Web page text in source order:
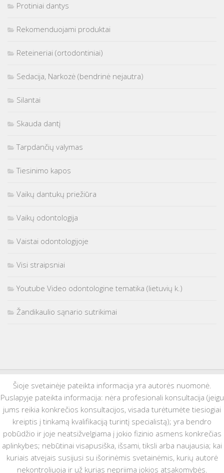
Protiniai dantys
Rekomenduojami produktai
Reteineriai (ortodontiniai)
Sedacija, Narkozė (bendrinė nejautra)
Silantai
Skauda dantį
Tarpdančių valymas
Tiesinimo kapos
Vaikų dantukų priežiūra
Vaikų odontologija
Vaistai odontologijoje
Visi straipsniai
Youtube Video odontologine tematika (lietuvių k.)
Žandikaulio sąnario sutrikimai
Šioje svetainėje pateikta informacija yra autorės nuomonė.
Puslapyje pateikta informacija: nėra profesionali konsultacija (jeigu
jums reikia konkrečios konsultacijos, visada turėtumėte tiesiogiai
kreiptis į tinkamą kvalifikaciją turintį specialistą); yra bendro
pobūdžio ir joje neatsižvelgiama į jokio fizinio asmens konkrečias
aplinkybes; nebūtinai visapusiška, išsami, tiksli arba naujausia; kai
kuriais atvejais susijusi su išorinėmis svetainėmis, kurių autorė
nekontroliuoja ir už kurias nepriima jokios atsakomybės.